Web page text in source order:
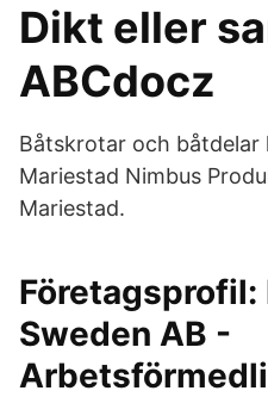
Dikt eller
ABCdocz
Båtskrotar och båtdelar
Mariestad Nimbus
Mariestad.
Företagsprofil:
Sweden AB -